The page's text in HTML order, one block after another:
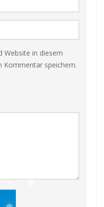
Website in diesem
Kommentar speichern.